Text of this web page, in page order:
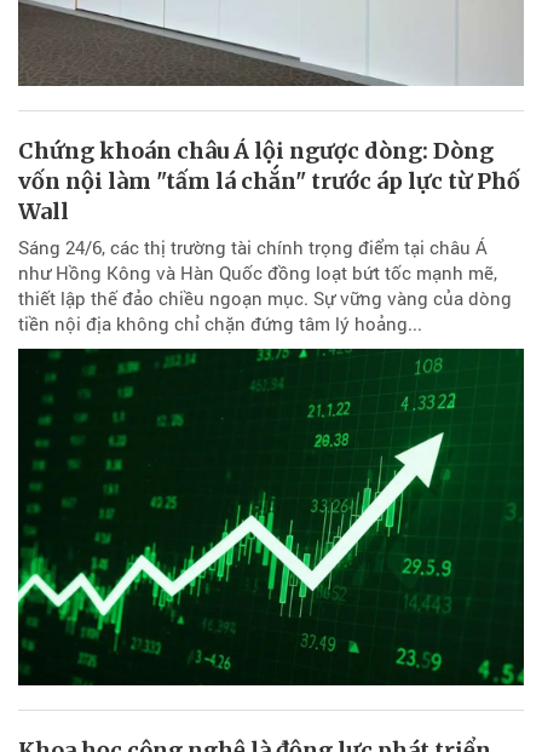
Chứng khoán châu Á lội ngược dòng: Dòng
vốn nội làm "tấm lá chắn" trước áp lực từ Phố
Wall
Sáng 24/6, các thị trường tài chính trọng điểm tại châu Á
như Hồng Kông và Hàn Quốc đồng loạt bứt tốc mạnh mẽ,
thiết lập thế đảo chiều ngoạn mục. Sự vững vàng của dòng
tiền nội địa không chỉ chặn đứng tâm lý hoảng...